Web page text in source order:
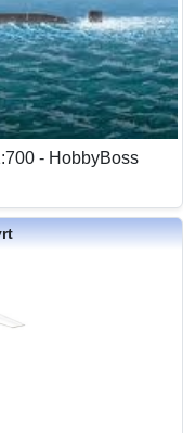
- HobbyBoss